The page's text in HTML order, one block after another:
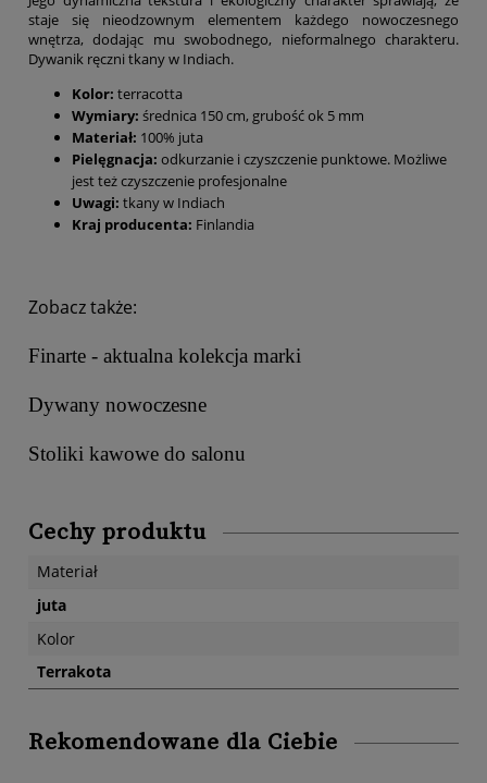
staje się nieodzownym elementem każdego nowoczesnego
wnętrza, dodając mu swobodnego, nieformalnego charakteru.
Dywanik ręczni tkany w Indiach.
Kolor: terracotta
Wymiary: średnica 150 cm, grubość ok 5 mm
Materiał: 100% juta
Pielęgnacja: odkurzanie i czyszczenie punktowe. Możliwe
jest też czyszczenie profesjonalne
Uwagi: tkany w Indiach
Kraj producenta: Finlandia
Zobacz także:
Finarte - aktualna kolekcja marki
Dywany nowoczesne
Stoliki kawowe do salonu
Cechy produktu
Materiał
juta
Kolor
Terrakota
Rekomendowane dla Ciebie